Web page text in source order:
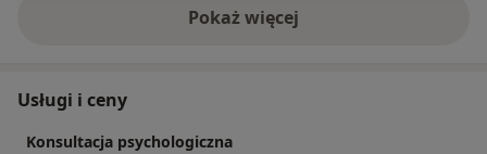
Pokaż więcejo doświadczeniu
Usługi i ceny
Konsultacja psychologiczna